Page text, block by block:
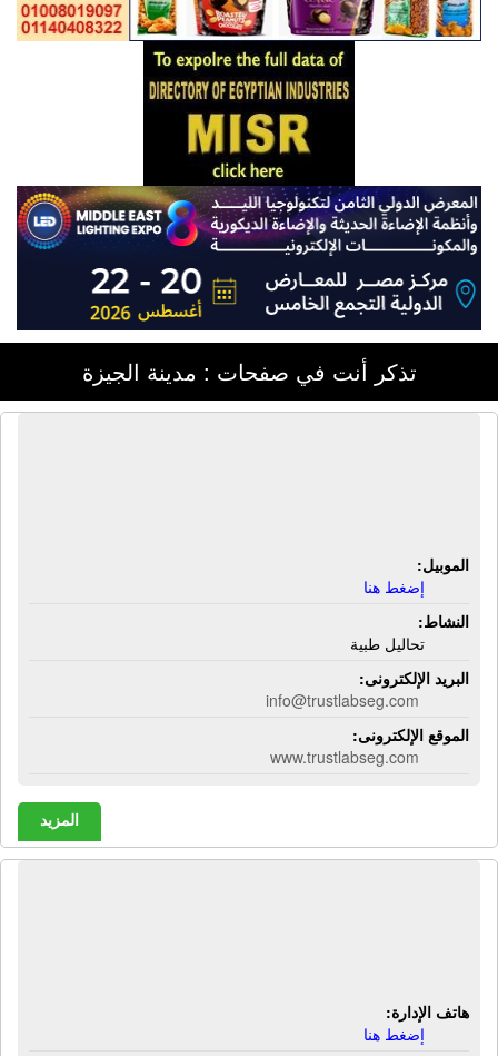
تذكر أنت في صفحات : مدينة الجيزة
الموبيل:
إضغط هنا
النشاط:
تحاليل طبية
البريد الإلكترونى:
info@trustlabseg.com
الموقع الإلكترونى:
www.trustlabseg.com
المزيد
هاتف الإدارة:
إضغط هنا